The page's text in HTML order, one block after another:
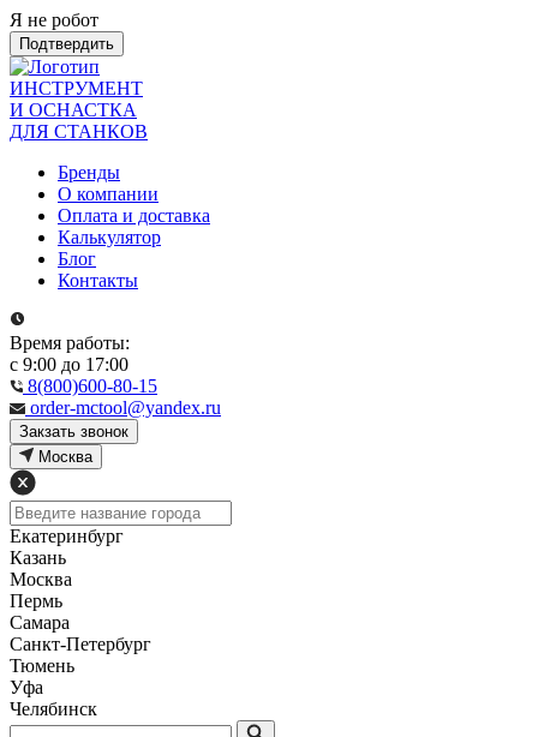
Я не робот
Подтвердить
ИНСТРУМЕНТ
И ОСНАСТКА
ДЛЯ СТАНКОВ
Бренды
О компании
Оплата и доставка
Калькулятор
Блог
Контакты
Время работы:
с 9:00 до 17:00
8(800)600-80-15
order-mctool@yandex.ru
Закзать звонок
Москва
Екатеринбург
Казань
Москва
Пермь
Самара
Санкт-Петербург
Тюмень
Уфа
Челябинск